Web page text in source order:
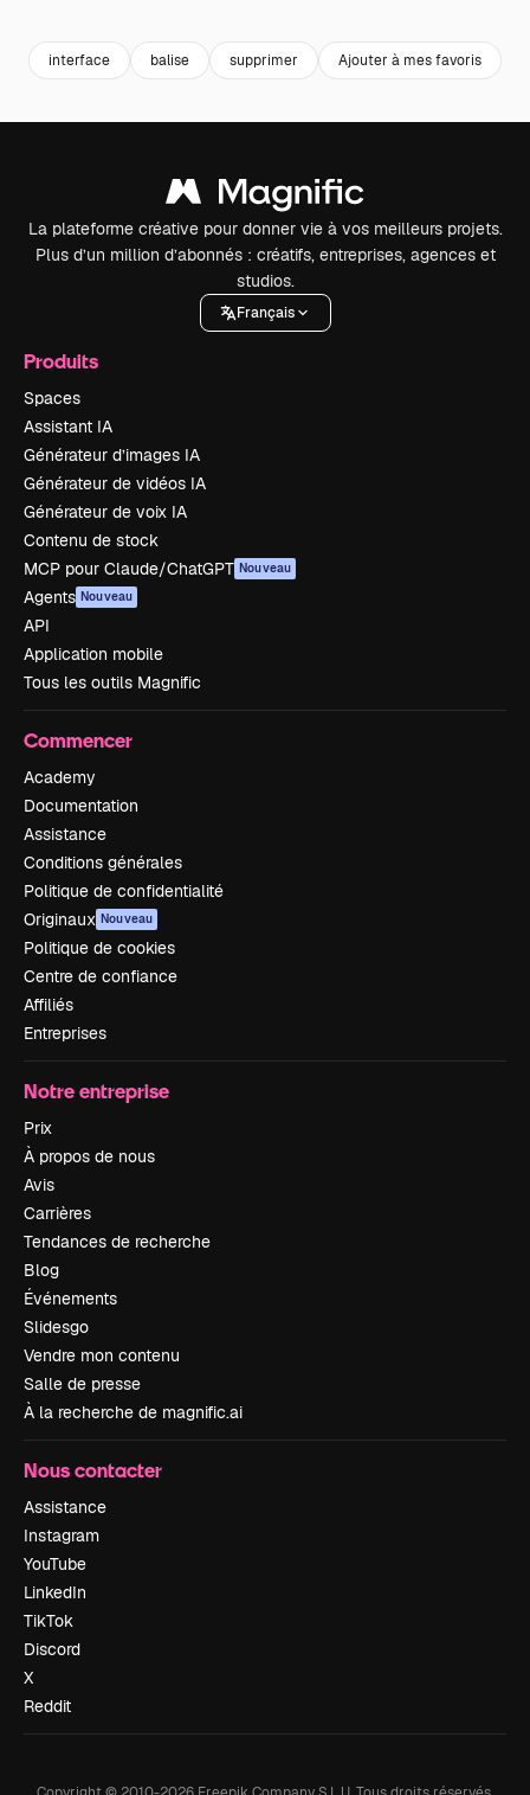
interface balise supprimer Ajouter à mes favoris
La plateforme créative pour donner vie à vos meilleurs projets.
Plus d’un million d’abonnés : créatifs, entreprises, agences et
studios.
Français
Produits
Spaces
Assistant IA
Générateur d’images IA
Générateur de vidéos IA
Générateur de voix IA
Contenu de stock
MCP pour Claude/ChatGPT Nouveau
Agents Nouveau
API
Application mobile
Tous les outils Magnific
Commencer
Academy
Documentation
Assistance
Conditions générales
Politique de confidentialité
Originaux Nouveau
Politique de cookies
Centre de confiance
Affiliés
Entreprises
Notre entreprise
Prix
À propos de nous
Avis
Carrières
Tendances de recherche
Blog
Événements
Slidesgo
Vendre mon contenu
Salle de presse
À la recherche de magnific.ai
Nous contacter
Assistance
Instagram
YouTube
LinkedIn
TikTok
Discord
X
Reddit